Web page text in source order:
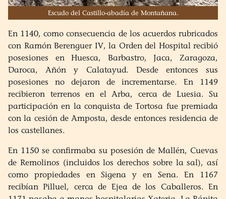
Escudo del Castillo-abadía de Montañana.
En 1140, como consecuencia de los acuerdos rubricados
con Ramón Berenguer IV, la Orden del Hospital recibió
posesiones en Huesca, Barbastro, Jaca, Zaragoza,
Daroca, Añón y Calatayud. Desde entonces sus
posesiones no dejaron de incrementarse. En 1149
recibieron terrenos en el Arba, cerca de Luesia. Su
participación en la conquista de Tortosa fue premiada
con la cesión de Amposta, desde entonces residencia de
los castellanes.
En 1150 se confirmaba su posesión de Mallén, Cuevas
de Remolinos (incluidos los derechos sobre la sal), así
como propiedades en Sigena y en Sena. En 1167
recibían Pilluel, cerca de Ejea de los Caballeros. En